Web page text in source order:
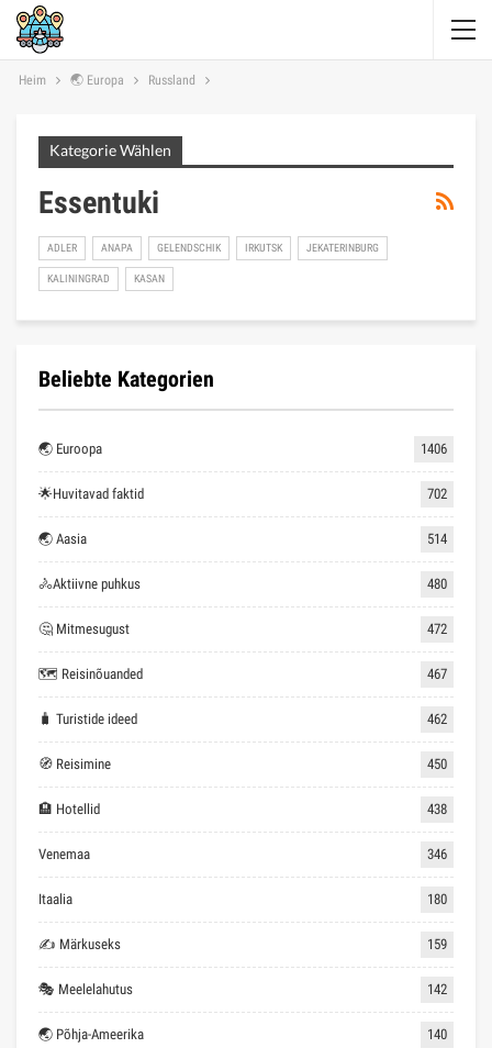
Heim 🌏 Europa Russland
Kategorie Wählen
Essentuki
ADLER ANAPA GELENDSCHIK IRKUTSK JEKATERINBURG
KALININGRAD KASAN
Beliebte Kategorien
🌏 Euroopa 1406
🌟Huvitavad faktid 702
🌏 Aasia 514
🚴Aktiivne puhkus 480
🤔 Mitmesugust 472
🗺 Reisinõuanded 467
🧳 Turistide ideed 462
🧭 Reisimine 450
🏨 Hotellid 438
Venemaa 346
Itaalia 180
✍ Märkuseks 159
🎭 Meelelahutus 142
🌏 Põhja-Ameerika 140